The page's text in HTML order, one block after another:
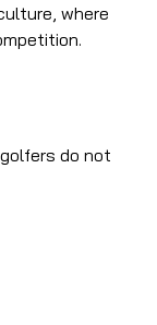
where
do not